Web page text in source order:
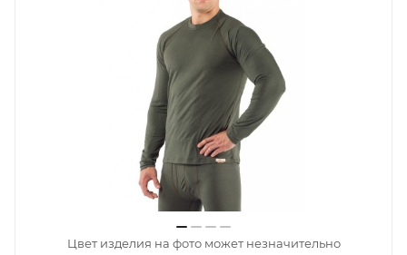
Цвет изделия на фото может незначительно